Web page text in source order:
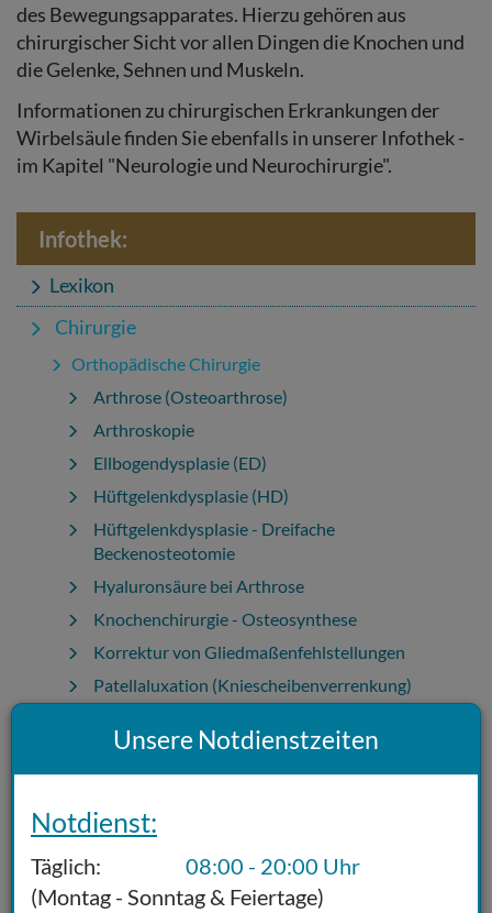
des Bewegungsapparates. Hierzu gehören aus
chirurgischer Sicht vor allen Dingen die Knochen und
die Gelenke, Sehnen und Muskeln.
Informationen zu chirurgischen Erkrankungen der
Wirbelsäule finden Sie ebenfalls in unserer Infothek -
im Kapitel "Neurologie und Neurochirurgie".
Infothek:
Lexikon
Chirurgie
Orthopädische Chirurgie
Arthrose (Osteoarthrose)
Arthroskopie
Ellbogendysplasie (ED)
Hüftgelenkdysplasie (HD)
Hüftgelenkdysplasie - Dreifache
Beckenosteotomie
Hyaluronsäure bei Arthrose
Knochenchirurgie - Osteosynthese
Korrektur von Gliedmaßenfehlstellungen
Patellaluxation (Kniescheibenverrenkung)
Innere Medizin
Kardiologie
Unsere Notdienstzeiten
Notdienst:
Täglich:
08:00 - 20:00 Uhr
(Montag - Sonntag & Feiertage)